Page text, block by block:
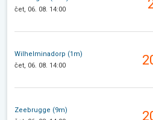
čet, 06. 08. 14:00
Wilhelminadorp (1m)
čet, 06. 08. 14:00
Zeebrugge (9m)